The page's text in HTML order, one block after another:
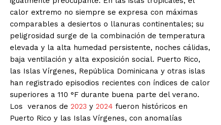
calor extremo no siempre se expresa con máximas
comparables a desiertos o llanuras continentales; su
peligrosidad surge de la combinación de temperatura
elevada y la alta humedad persistente, noches cálidas,
baja ventilación y alta exposición social. Puerto Rico,
las Islas Vírgenes, República Dominicana y otras islas
han registrado episodios recientes con índices de calor
superiores a 110 °F durante buena parte del verano.
Los veranos de 2023 y 2024 fueron históricos en
Puerto Rico y las Islas Vírgenes, con anomalías